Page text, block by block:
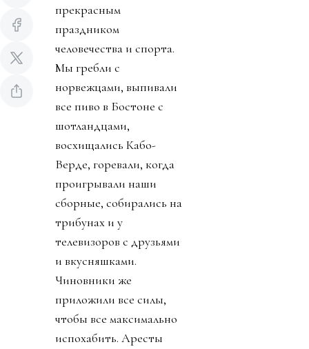
прекрасным
праздником
человечества и спорта.
Мы гребли с
норвежцами, выпивали
все пиво в Бостоне с
шотландцами,
восхищались Кабо-
Верде, горевали, когда
проигрывали наши
сборные, собирались на
трибунах и у
телевизоров с друзьями
и вкусняшками.
Чиновники же
приложили все силы,
чтобы все максимально
испохабить. Аресты